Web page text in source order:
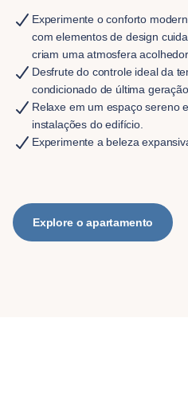
Experimente o conforto
com elementos de design
criam uma atmosfera
Desfrute do controle ideal da
condicionado de última geração.
Relaxe em um espaço sereno
instalações do edifício.
Experimente a beleza
Explore o apartamento